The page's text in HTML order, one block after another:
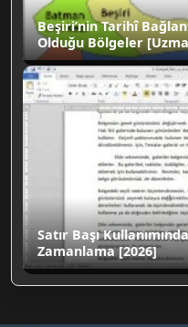
Beşiri’nin Tarihî
Olduğu Bölgeler
Satır Başı
Zamanlama [2026]